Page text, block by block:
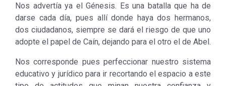
Nos advertía ya el Génesis. Es una batalla que ha de
darse cada día, pues allí donde haya dos hermanos,
dos ciudadanos, siempre se dará el riesgo de que uno
adopte el papel de Caín, dejando para el otro el de Abel.
Nos corresponde pues perfeccionar nuestro sistema
educativo y jurídico para ir recortando el espacio a este